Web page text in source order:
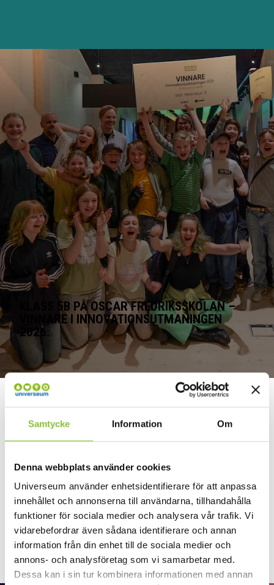
Samtycke Information Om
Denna webbplats använder cookies
Universeum använder enhetsidentifierare för att anpassa
innehållet och annonserna till användarna, tillhandahålla
funktioner för sociala medier och analysera vår trafik. Vi
vidarebefordrar även sådana identifierare och annan
information från din enhet till de sociala medier och
annons- och analysföretag som vi samarbetar med.
Dessa kan i sin tur kombinera informationen med annan
KLASS 5B PÅ OSCAR FREDRIKSSKOLAN –
VINNARE I INNOVATIONSUTMANINGEN
2026.
PROBLEMLÖSNING SOM
LÄRANDEMODELL.
Innovationsutmaningen bygger på problembaserat lärande,
tänkande samtidigt som eleverna utvecklar förmågor inom
samarbete och kommunikation, hållbarhetstänkande,
systemförståelse och entreprenörskap. Bidragen bedöms
sedan utifrån innovationskvalitet, nytänkande och nytta.